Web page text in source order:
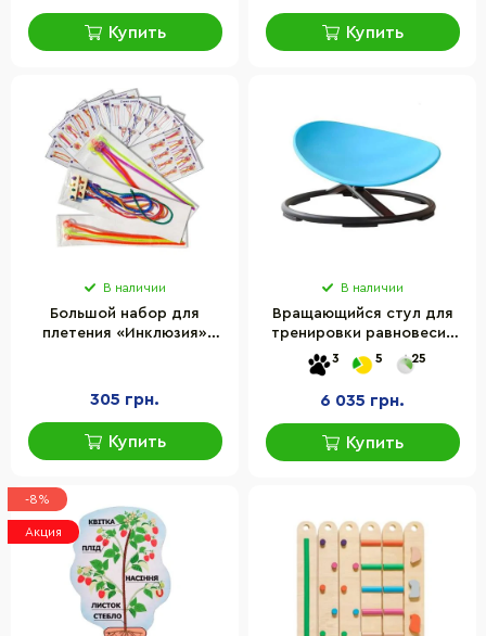
Купить Купить
В наличии
Большой набор для
плетения «Инклюзия»
305 грн.
Купить
В наличии
Вращающийся стул для
тренировки равновесия
HBC 11700-HBC 16x57 см
3 5 25
6 035 грн.
Купить
-8%
Акция